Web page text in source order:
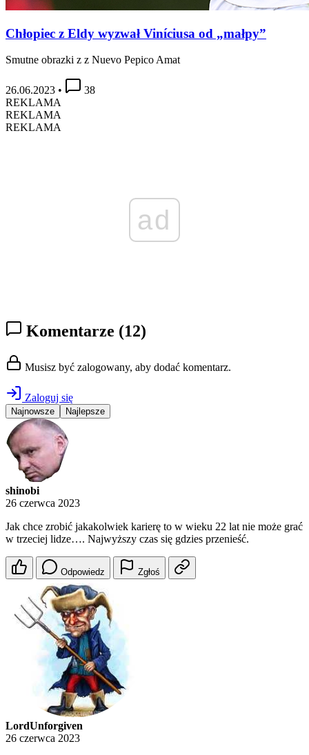
Chłopiec z Eldy wyzwał Viníciusa od „małpy”
Smutne obrazki z z Nuevo Pepico Amat
26.06.2023 •
38
REKLAMA
REKLAMA
REKLAMA
ad
Komentarze (12)
Musisz być zalogowany, aby dodać komentarz.
Zaloguj się
Najnowsze Najlepsze
shinobi
26 czerwca 2023
Jak chce zrobić jakakolwiek karierę to w wieku 22 lat nie może grać
w trzeciej lidze…. Najwyższy czas się gdzies przenieść.
Odpowiedz Zgłoś
LordUnforgiven
26 czerwca 2023